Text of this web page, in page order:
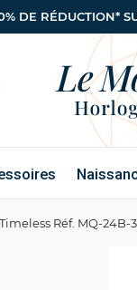
DE RÉDUCTION*
Réf. MQ-24B-